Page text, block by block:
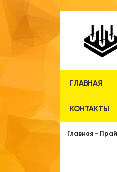
ГЛАВНАЯ
КОНТАКТЫ
Главная -